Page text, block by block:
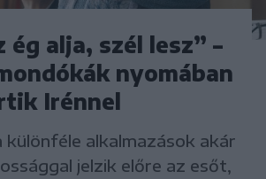
ég alja, szél lesz” –
nyomában
Irénnel
különféle alkalmazások akár
jelzik előre az esőt,